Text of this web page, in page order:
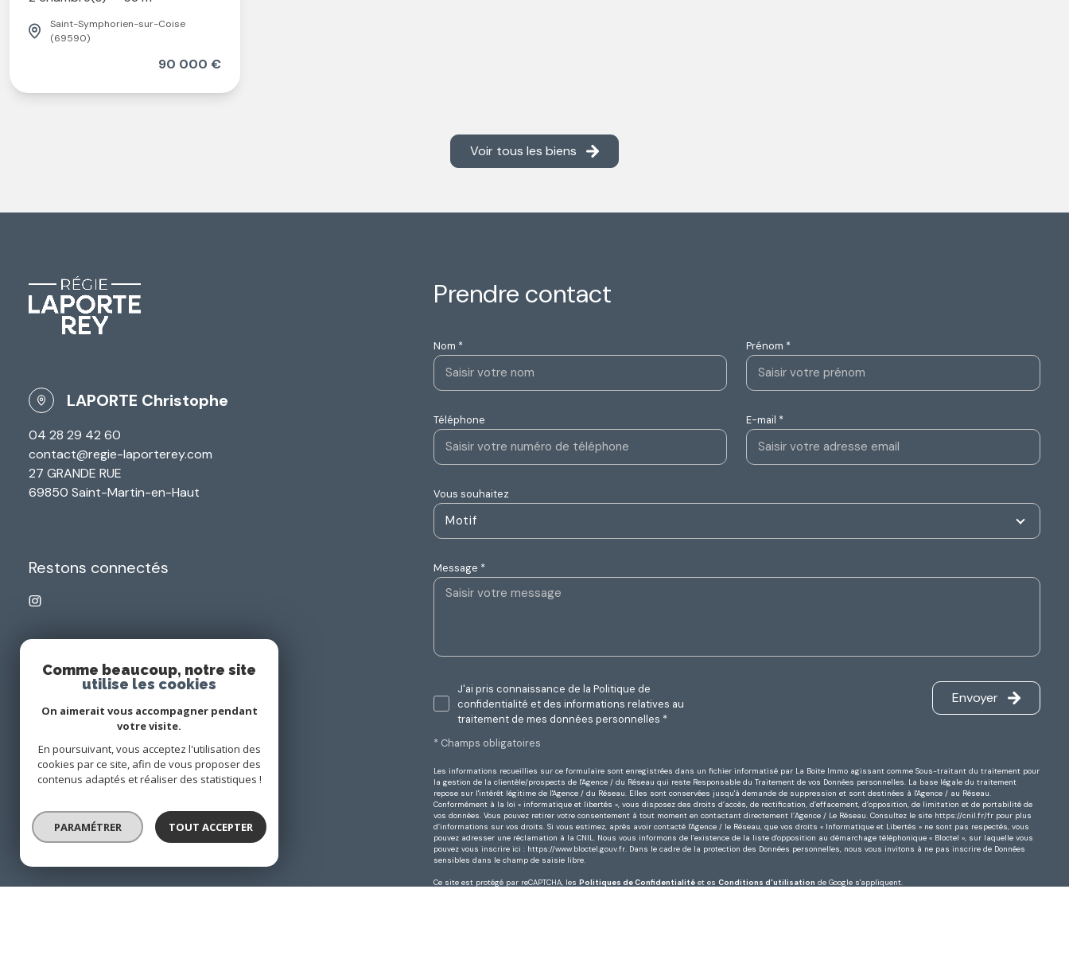
Saint-Symphorien-sur-Coise
(69590)
90 000 €
Voir tous les biens
prendre contact
Nom * Prénom *
Téléphone E-mail *
Vous souhaitez
Motif
Message *
J'ai pris connaissance de la Politique de
confidentialité et des informations relatives au
traitement de mes données personnelles *
* Champs obligatoires
Envoyer
Les informations recueillies sur ce formulaire sont enregistrées dans un fichier informatisé par La Boite Immo agissant comme Sous-traitant du traitement pour
la gestion de la clientèle/prospects de l'Agence / du Réseau qui reste Responsable du Traitement de vos Données personnelles. La base légale du traitement
repose sur l'intérêt légitime de l'Agence / du Réseau. Elles sont conservées jusqu'à demande de suppression et sont destinées à l'Agence / au Réseau.
Conformément à la loi « informatique et libertés », vous disposez des droits d’accès, de rectification, d’effacement, d’opposition, de limitation et de portabilité de
vos données. Vous pouvez retirer votre consentement à tout moment en contactant directement l’Agence / Le Réseau. Consultez le site https://cnil.fr/frpour plus
d’informations sur vos droits. Si vous estimez, après avoir contacté l'Agence / le Réseau, que vos droits « Informatique et Libertés » ne sont pas respectés, vous
pouvez adresser une réclamation à la CNIL. Nous vous informons de l’existence de la liste d'opposition au démarchage téléphonique « Bloctel », sur laquelle vous
pouvez vous inscrire ici : https://www.bloctel.gouv.fr. Dans le cadre de la protection des Données personnelles, nous vous invitons à ne pas inscrire de Données
sensibles dans le champ de saisie libre.
Ce site est protégé par reCAPTCHA, les Politiques de Confidentialitéet es Conditions d'utilisation de Google s'appliquent.
LAPORTE Christophe
04 28 29 42 60
contact@regie-laporterey.com
27 GRANDE RUE
69850 Saint-Martin-en-Haut
Restons connectés
Agence membre
Comme beaucoup, notre site
utilise les cookies
On aimerait vous accompagner pendant
votre visite.
En poursuivant, vous acceptez l'utilisation des
cookies par ce site, afin de vous proposer des
contenus adaptés et réaliser des statistiques !
PARAMÉTRER TOUT ACCEPTER